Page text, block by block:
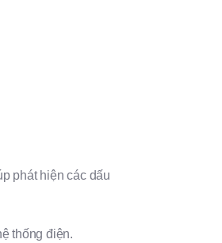
phát hiện các dấu
thống điện.